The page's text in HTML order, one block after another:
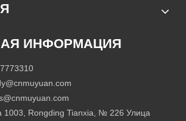
ИНФОРМАЦИЯ
Rongding Tianxia, ​​№ 226 Улица